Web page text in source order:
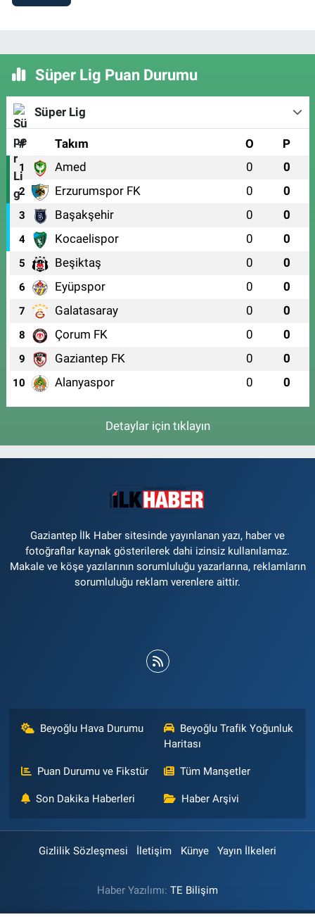
Süper Lig Puan Durumu
Süper Lig
# Takım O P
1 Amed 0 0
2 Erzurumspor FK 0 0
3 Başakşehir 0 0
4 Kocaelispor 0 0
5 Beşiktaş 0 0
6 Eyüpspor 0 0
7 Galatasaray 0 0
8 Çorum FK 0 0
9 Gaziantep FK 0 0
10 Alanyaspor 0 0
Detaylar için tıklayın
Gaziantep İlk Haber sitesinde yayınlanan yazı, haber ve
fotoğraflar kaynak gösterilerek dahi izinsiz kullanılamaz.
Makale ve köşe yazılarının sorumluluğu yazarlarına, reklamların
sorumluluğu reklam verenlere aittir.
Beyoğlu Hava Durumu
Beyoğlu Trafik Yoğunluk
Haritası
Puan Durumu ve Fikstür Tüm Manşetler
Son Dakika Haberleri Haber Arşivi
Gizlilik Sözleşmesi İletişim Künye Yayın İlkeleri
Haber Yazılımı: TE Bilişim